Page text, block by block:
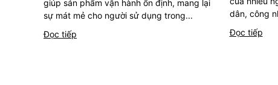
giúp sản phẩm vận hành ổn định, mang lại
sự mát mẻ cho người sử dụng trong...
Đọc tiếp
dân, công
Đọc tiếp